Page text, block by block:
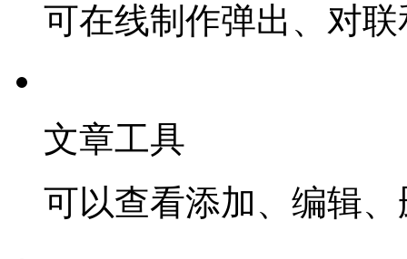
可在线制作弹出、对
文章工具
可以查看添加、编辑